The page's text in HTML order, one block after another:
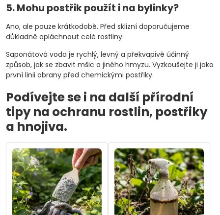
5. Mohu postřik použít i na bylinky?
Ano, ale pouze krátkodobě. Před sklizní doporučujeme
důkladně opláchnout celé rostliny.
Saponátová voda je rychlý, levný a překvapivě účinný
způsob, jak se zbavit mšic a jiného hmyzu. Vyzkoušejte ji jako
první linii obrany před chemickými postřiky.
Podívejte se i na další přírodní
tipy na ochranu rostlin, postřiky
a hnojiva.